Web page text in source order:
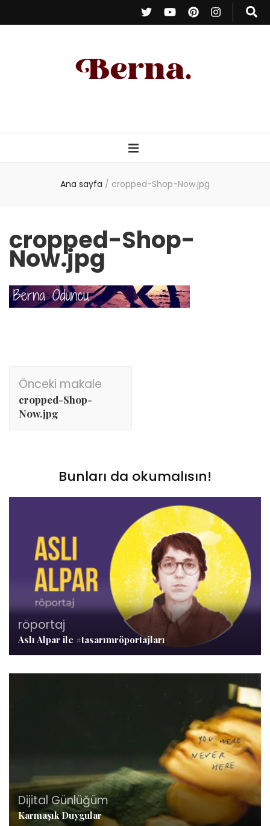
– Kişisel Blog
Ana sayfa / cropped-Shop-Now.jpg
cropped-Shop-
Now.jpg
Yazı
dolaşımı
Önceki makale
cropped-Shop-
Now.jpg
Bunları da okumalısın!
röportaj
Aslı Alpar ile #tasarımröportajları
Dijital Günlüğüm
Karmaşık Duygular